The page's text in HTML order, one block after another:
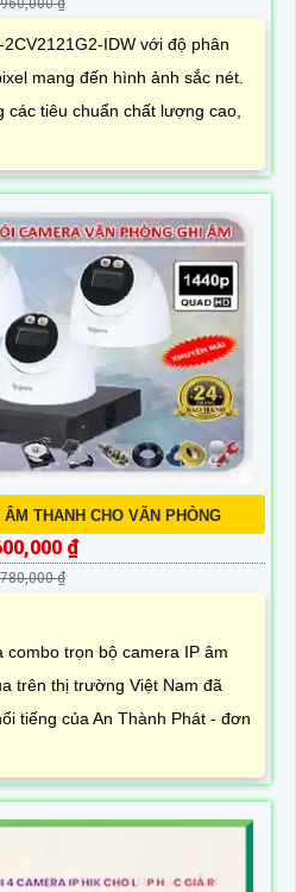
SẮC NÉT HIKVISION
₫
₫
IDW với độ phân
mang đến hình ảnh sắc nét.
các tiêu chuẩn chất lượng cao,
THANH CHO VĂN PHÒNG
₫